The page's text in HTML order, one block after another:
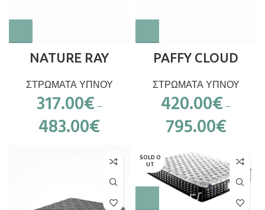
NATURE RAY
ΣΤΡΩΜΑΤΑ ΥΠΝΟΥ
317.00€ –
483.00€
PAFFY CLOUD
ΣΤΡΩΜΑΤΑ ΥΠΝΟΥ
420.00€ –
795.00€
SOLD O
UT